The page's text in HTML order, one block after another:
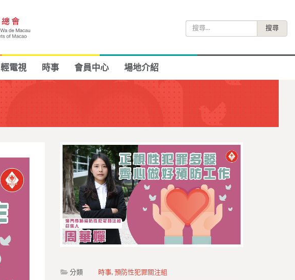
尋
輕電視 時事 會員中心 場地介紹
分類 時事,預防性犯罪關注組